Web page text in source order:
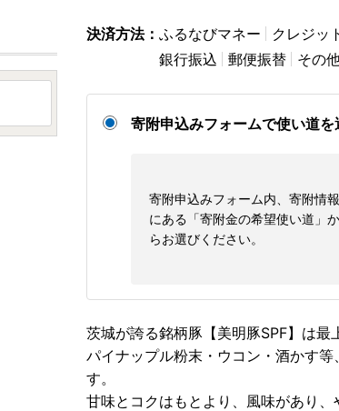
決済方法： ふるなびマネー クレジッ
銀行振込
郵便振替 その
寄附申込みフォームで使い道
寄附申込みフォーム内、寄附情報
にある「寄附金の希望使い道」か
らお選びください。
茨城が誇る銘柄豚【美明豚SPF】は最
パイナップル粉末・ウコン・酒かす
す。
甘味とコクはもとより、風味があり、